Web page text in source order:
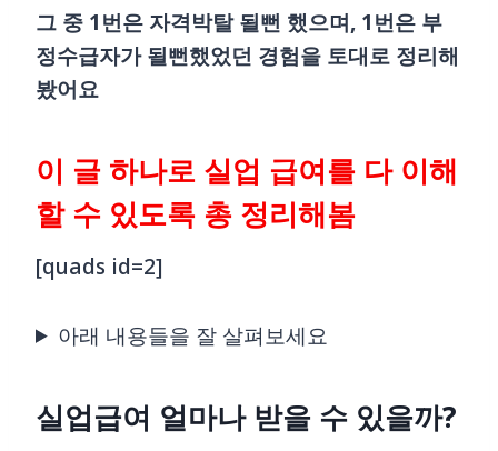
그 중 1번은 자격박탈 될뻔 했으며, 1번은 부
정수급자가 될뻔했었던 경험을 토대로 정리해
봤어요
이 글 하나로 실업 급여를 다 이해
할 수 있도록 총 정리해봄
[quads id=2]
아래 내용들을 잘 살펴보세요
실업급여 얼마나 받을 수 있을까?